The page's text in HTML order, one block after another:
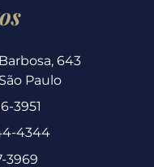
643
Paulo
3951
4344
3969